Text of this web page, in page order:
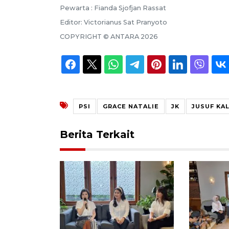
Pewarta : Fianda Sjofjan Rassat
Editor: Victorianus Sat Pranyoto
COPYRIGHT © ANTARA 2026
PSI GRACE NATALIE JK JUSUF
Berita Terkait